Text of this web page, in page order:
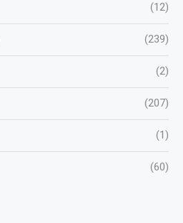
(12)
(239)
(2)
(207)
(1)
(60)